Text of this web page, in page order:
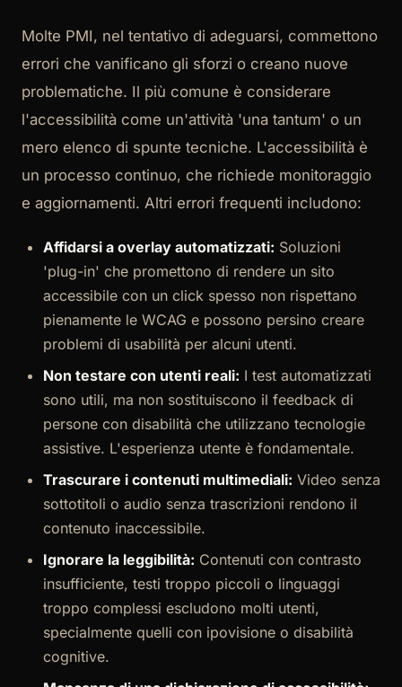
Molte PMI, nel tentativo di adeguarsi, commettono
errori che vanificano gli sforzi o creano nuove
problematiche. Il più comune è considerare
l'accessibilità come un'attività 'una tantum' o un
mero elenco di spunte tecniche. L'accessibilità è
un processo continuo, che richiede monitoraggio
e aggiornamenti. Altri errori frequenti includono:
Affidarsi a overlay automatizzati: Soluzioni
'plug-in' che promettono di rendere un sito
accessibile con un click spesso non rispettano
pienamente le WCAG e possono persino creare
problemi di usabilità per alcuni utenti.
Non testare con utenti reali: I test automatizzati
sono utili, ma non sostituiscono il feedback di
persone con disabilità che utilizzano tecnologie
assistive. L'esperienza utente è fondamentale.
Trascurare i contenuti multimediali: Video senza
sottotitoli o audio senza trascrizioni rendono il
contenuto inaccessibile.
Ignorare la leggibilità: Contenuti con contrasto
insufficiente, testi troppo piccoli o linguaggi
troppo complessi escludono molti utenti,
specialmente quelli con ipovisione o disabilità
cognitive.